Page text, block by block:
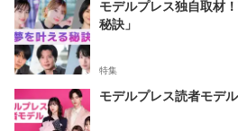
モデルプレス独自取材
秘訣」
特集
モデルプレス読者モデ